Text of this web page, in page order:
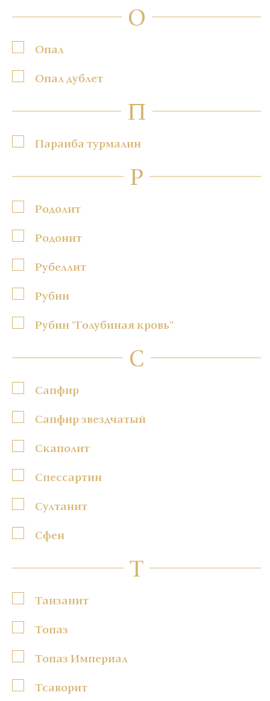
О
Опал
Опал дублет
П
Параиба турмалин
Р
Родолит
Родонит
Рубеллит
Рубин
Рубин "Голубиная кровь"
С
Сапфир
Сапфир звездчатый
Скаполит
Спессартин
Султанит
Сфен
Т
Танзанит
Топаз
Топаз Империал
Тсаворит